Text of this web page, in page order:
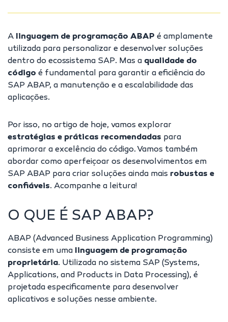
A linguagem de programação ABAP é amplamente
utilizada para personalizar e desenvolver soluções
dentro do ecossistema SAP. Mas a qualidade do
código é fundamental para garantir a eficiência do
SAP ABAP, a manutenção e a escalabilidade das
aplicações.
Por isso, no artigo de hoje, vamos explorar
estratégias e práticas recomendadas para
aprimorar a excelência do código. Vamos também
abordar como aperfeiçoar os desenvolvimentos em
SAP ABAP para criar soluções ainda mais robustas e
confiáveis. Acompanhe a leitura!
O QUE É SAP ABAP?
ABAP (Advanced Business Application Programming)
consiste em uma linguagem de programação
proprietária. Utilizada no sistema SAP (Systems,
Applications, and Products in Data Processing), é
projetada especificamente para desenvolver
aplicativos e soluções nesse ambiente.